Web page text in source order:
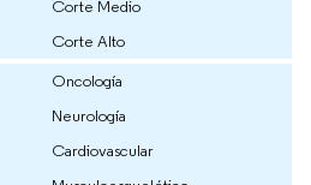
Corte Medio
Corte Alto
Oncología
Neurología
Cardiovascular